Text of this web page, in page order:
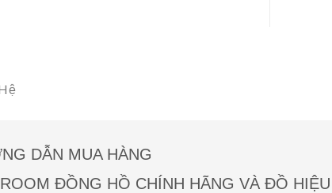
DẪN MUA HÀNG
ĐỒNG HỒ CHÍNH HÃNG VÀ ĐỒ HIỆU